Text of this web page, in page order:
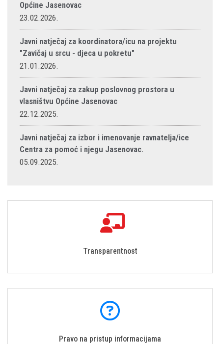
Općine Jasenovac
23.02.2026.
Javni natječaj za koordinatora/icu na projektu
"Zavičaj u srcu - djeca u pokretu"
21.01.2026.
Javni natječaj za zakup poslovnog prostora u
vlasništvu Općine Jasenovac
22.12.2025.
Javni natječaj za izbor i imenovanje ravnatelja/ice
Centra za pomoć i njegu Jasenovac.
05.09.2025.
Transparentnost
Pravo na pristup informacijama